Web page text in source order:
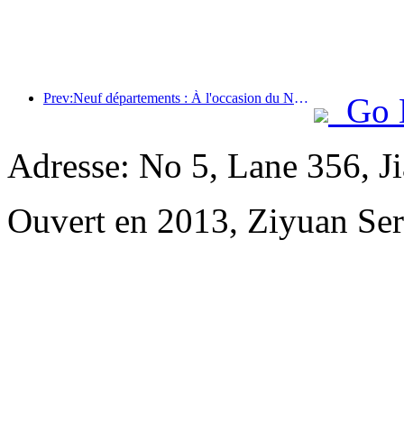
Prev:Neuf départements : À l'occasion du Nouvel An chinois, les chaînes hôtelières et les chambres d'hôtes de charme proposeront des offres préférentielles.
Go
Adresse: No 5, Lane 356,
Ouvert en 2013, Ziyuan